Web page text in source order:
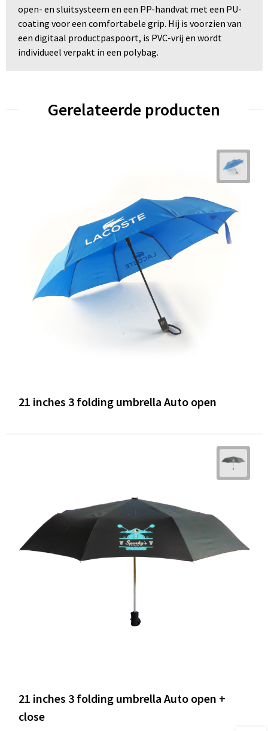
open- en sluitsysteem en een PP-handvat met een PU-
coating voor een comfortabele grip. Hij is voorzien van
een digitaal productpaspoort, is PVC-vrij en wordt
individueel verpakt in een polybag.
Gerelateerde producten
21 inches 3 folding umbrella Auto open
21 inches 3 folding umbrella Auto open +
close